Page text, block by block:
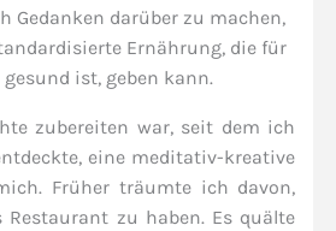
Gedanken darüber zu machen,
Ernährung, die für
ist, geben kann.
zubereiten war, seit dem ich
eine meditativ-kreative
Früher träumte ich davon,
Restaurant zu haben. Es quälte